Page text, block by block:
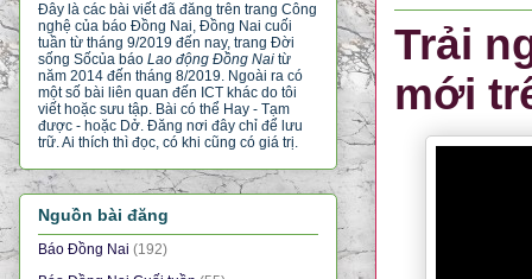
Trải
mới
Đây là các bài viết đã đăng trên trang Công
nghệ của báo Đồng Nai, Đồng Nai cuối
tuần từ tháng 9/2019 đến nay, trang Đời
sống Sốcủa báo Lao động Đồng Nai từ
năm 2014 đến tháng 8/2019. Ngoài ra có
một số bài liên quan đến ICT khác do tôi
viết hoặc sưu tập. Bài có thể Hay - Tạm
được - hoặc Dở. Đăng nơi đây chỉ để lưu
trữ. Ai thích thì đọc, có khi cũng có giá trị.
Nguồn bài đăng
Báo Đồng Nai (192)